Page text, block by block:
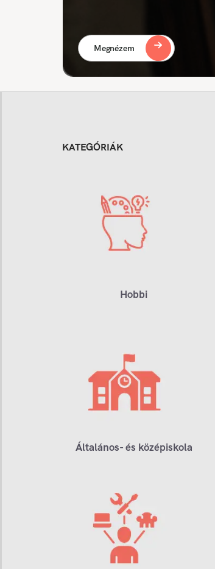
Megnézem
KATEGÓRIÁK
Hobbi
Általános- és középiskola